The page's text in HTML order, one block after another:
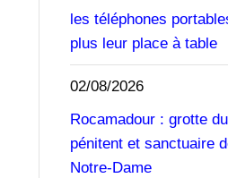
les téléphones
plus leur place à table
02/08/2026
Rocamadour : grotte
pénitent et sanctuaire
Notre-Dame